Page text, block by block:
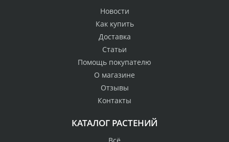
Новости
Как купить
Доставка
Статьи
Помощь покупателю
О магазине
Отзывы
Контакты
КАТАЛОГ РАСТЕНИЙ
Всё